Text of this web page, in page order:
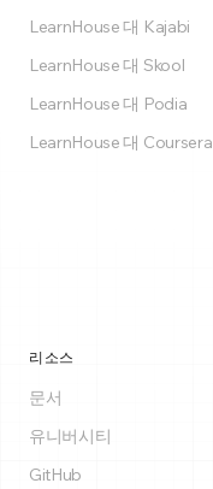
LearnHouse 대 Kajabi
LearnHouse 대 Skool
LearnHouse 대 Podia
LearnHouse 대 Coursera
리소스
문서
유니버시티
GitHub